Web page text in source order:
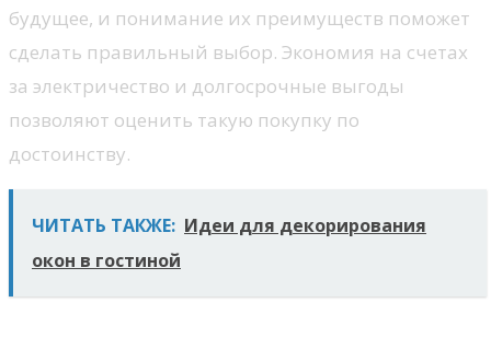
будущее, и понимание их преимуществ поможет
сделать правильный выбор. Экономия на счетах
за электричество и долгосрочные выгоды
позволяют оценить такую покупку по
достоинству.
ЧИТАТЬ ТАКЖЕ: Идеи для декорирования
окон в гостиной